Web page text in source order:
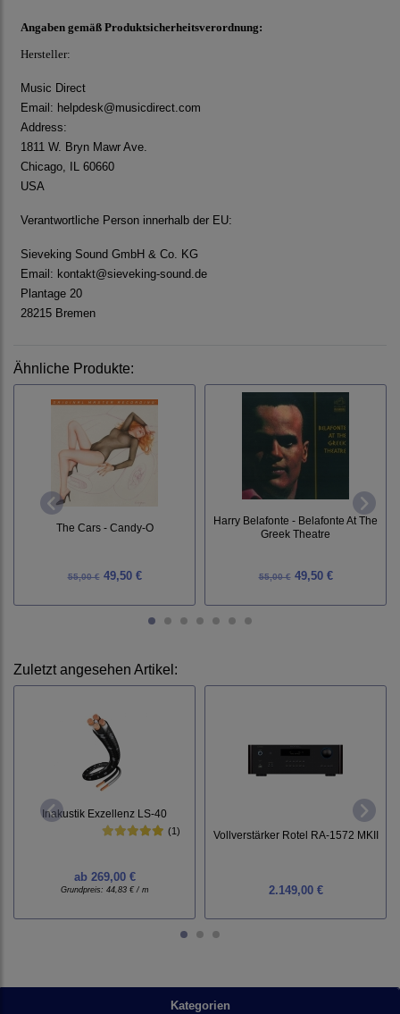
Kategorien
Angaben gemäß Produktsicherheitsverordnung:
Hersteller:
Music Direct
Email: helpdesk@musicdirect.com
Address:
1811 W. Bryn Mawr Ave.
Chicago, IL 60660
USA
Verantwortliche Person innerhalb der EU:
Sieveking Sound GmbH & Co. KG
Email: kontakt@sieveking-sound.de
Plantage 20
28215 Bremen
Ähnliche Produkte:
The Cars - Candy-O
55,00 €49,50 €
Harry Belafonte - Belafonte At The
Greek Theatre
55,00 €49,50 €
Zuletzt angesehen Artikel:
Inakustik Exzellenz LS-40
(1)
ab269,00 €
Grundpreis: 44,83 € / m
Vollverstärker Rotel RA-1572 MKII
2.149,00 €